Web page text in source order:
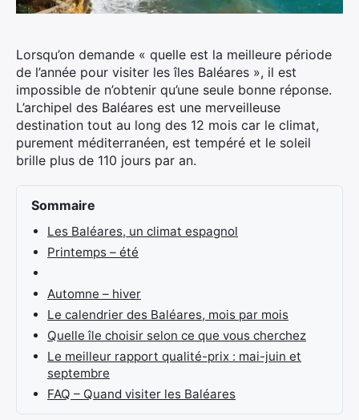
Lorsqu’on demande « quelle est la meilleure période
de l’année pour visiter les îles Baléares », il est
impossible de n’obtenir qu’une seule bonne réponse.
L’archipel des Baléares est une merveilleuse
destination tout au long des 12 mois car le climat,
purement méditerranéen, est tempéré et le soleil
brille plus de 110 jours par an.
Sommaire
Les Baléares, un climat espagnol
Printemps – été
Automne – hiver
Le calendrier des Baléares, mois par mois
Quelle île choisir selon ce que vous cherchez
Le meilleur rapport qualité-prix : mai-juin et
septembre
FAQ – Quand visiter les Baléares